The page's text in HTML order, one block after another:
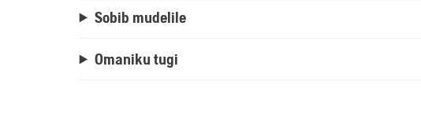
Sobib mudelile
Omaniku tugi